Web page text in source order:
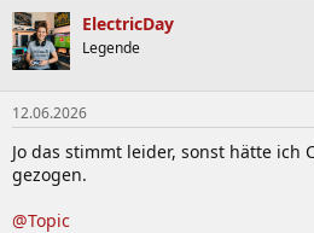
k
t
i
o
n
e
n
:
ElectricDay
Legende
12.06.2026
Jo das stimmt leider, sonst hätte ich
gezogen.
@Topic